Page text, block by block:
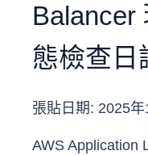
Balancer
態檢查日
張貼日期: 2025年
AWS Application